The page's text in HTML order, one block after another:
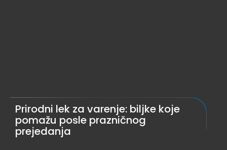
Prirodni lek za varenje: biljke koje
pomažu posle prazničnog
prejedanja